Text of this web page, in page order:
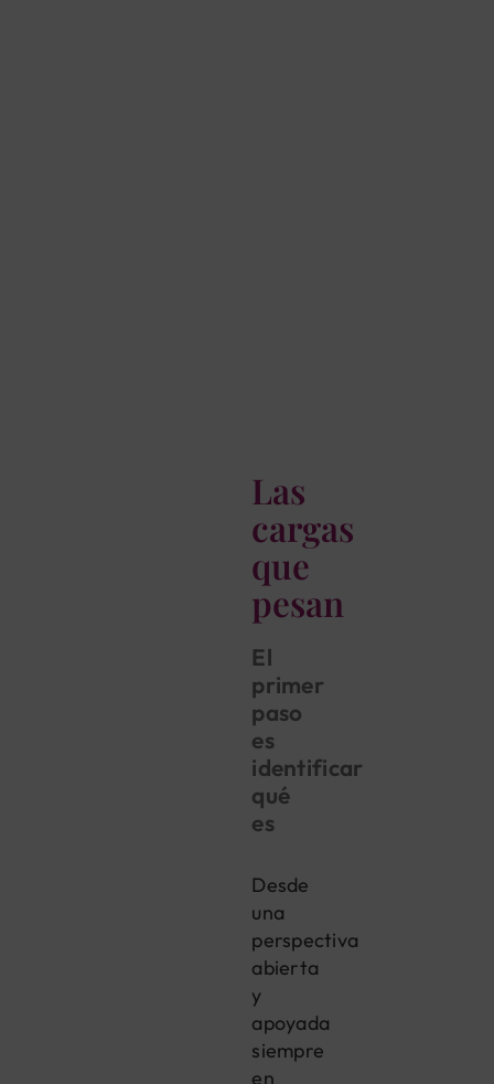
Las
cargas
que
pesan
El
primer
paso
es
identificar
qué
es
Desde
una
perspectiva
abierta
y
apoyada
siempre
en